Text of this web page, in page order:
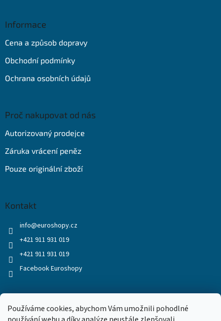
Používáme cookies, abychom Vám umožnili pohodlné
Informace
Cena a způsob dopravy
Obchodní podmínky
Ochrana osobních údajů
Proč nakupovat od nás
Autorizovaný prodejce
Záruka vrácení peněz
Pouze originální zboží
Kontakt
info@euroshopy.cz
+421 911 931 019
+421 911 931 019
Facebook Euroshopy